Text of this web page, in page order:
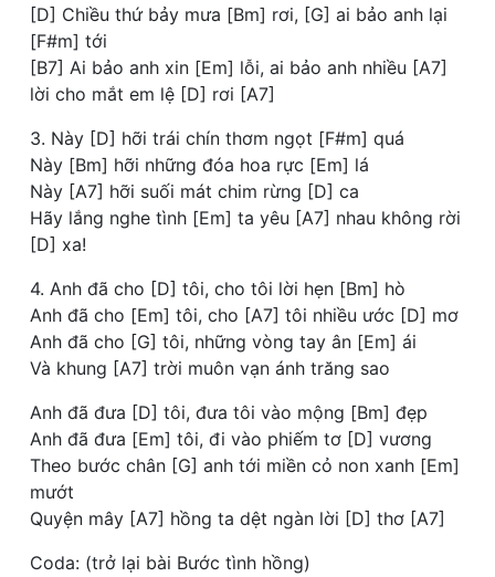
[D] Chiều thứ bảy mưa [Bm] rơi, [G] ai bảo anh lại
[F#m] tới
[B7] Ai bảo anh xin [Em] lỗi, ai bảo anh nhiều [A7]
lời cho mắt em lệ [D] rơi [A7]
3. Này [D] hỡi trái chín thơm ngọt [F#m] quá
Này [Bm] hỡi những đóa hoa rực [Em] lá
Này [A7] hỡi suối mát chim rừng [D] ca
Hãy lắng nghe tình [Em] ta yêu [A7] nhau không rời
[D] xa!
4. Anh đã cho [D] tôi, cho tôi lời hẹn [Bm] hò
Anh đã cho [Em] tôi, cho [A7] tôi nhiều ước [D] mơ
Anh đã cho [G] tôi, những vòng tay ân [Em] ái
Và khung [A7] trời muôn vạn ánh trăng sao
Anh đã đưa [D] tôi, đưa tôi vào mộng [Bm] đẹp
Anh đã đưa [Em] tôi, đi vào phiếm tơ [D] vương
Theo bước chân [G] anh tới miền cỏ non xanh [Em]
mướt
Quyện mây [A7] hồng ta dệt ngàn lời [D] thơ [A7]
Coda: (trở lại bài Bước tình hồng)